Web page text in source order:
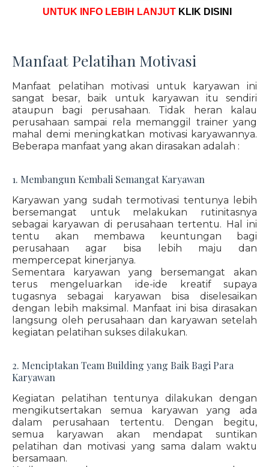
UNTUK INFO LEBIH LANJUT KLIK DISINI
Manfaat Pelatihan Motivasi
Manfaat pelatihan motivasi untuk karyawan ini
sangat besar, baik untuk karyawan itu sendiri
ataupun bagi perusahaan. Tidak heran kalau
perusahaan sampai rela memanggil trainer yang
mahal demi meningkatkan motivasi karyawannya.
Beberapa manfaat yang akan dirasakan adalah :
1. Membangun Kembali Semangat Karyawan
Karyawan yang sudah termotivasi tentunya lebih
bersemangat untuk melakukan rutinitasnya
sebagai karyawan di perusahaan tertentu. Hal ini
tentu akan membawa keuntungan bagi
perusahaan agar bisa lebih maju dan
mempercepat kinerjanya.
Sementara karyawan yang bersemangat akan
terus mengeluarkan ide-ide kreatif supaya
tugasnya sebagai karyawan bisa diselesaikan
dengan lebih maksimal. Manfaat ini bisa dirasakan
langsung oleh perusahaan dan karyawan setelah
kegiatan pelatihan sukses dilakukan.
2. Menciptakan Team Building yang Baik Bagi Para
Karyawan
Kegiatan pelatihan tentunya dilakukan dengan
mengikutsertakan semua karyawan yang ada
dalam perusahaan tertentu. Dengan begitu,
semua karyawan akan mendapat suntikan
pelatihan dan motivasi yang sama dalam waktu
bersamaan.